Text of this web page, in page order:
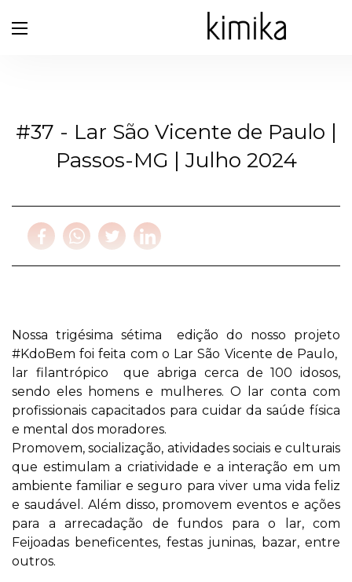
#37 - Lar São Vicente de Paulo |
Passos-MG | Julho 2024
Nossa trigésima sétima edição do nosso projeto
#KdoBem foi feita com o Lar São Vicente de Paulo,
lar filantrópico que abriga cerca de 100 idosos,
sendo eles homens e mulheres. O lar conta com
profissionais capacitados para cuidar da saúde física
e mental dos moradores.
Promovem, socialização, atividades sociais e culturais
que estimulam a criatividade e a interação em um
ambiente familiar e seguro para viver uma vida feliz
e saudável. Além disso, promovem eventos e ações
para a arrecadação de fundos para o lar, com
Feijoadas beneficentes, festas juninas, bazar, entre
outros.